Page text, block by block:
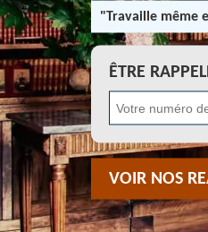
"Travaille même
ÊTRE
VOIR NOS